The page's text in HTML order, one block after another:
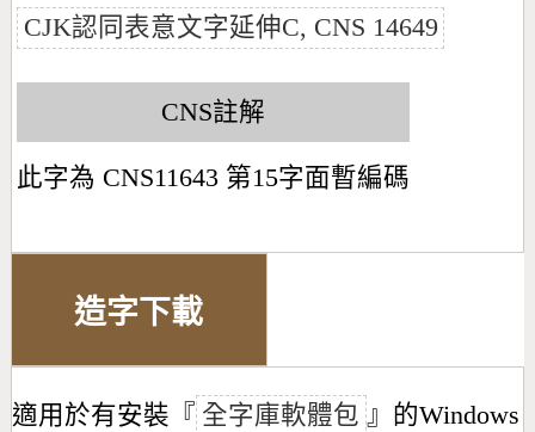
CJK認同表意文字延伸C, CNS 14649
CNS註解
此字為 CNS11643 第15字面暫編碼
造字下載
適用於有安裝『 全字庫軟體包 』的Windows